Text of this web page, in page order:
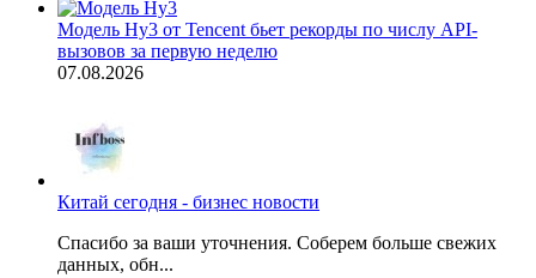
Модель Hy3 от Tencent бьет рекорды по числу API-
вызовов за первую неделю
07.08.2026
Китай сегодня - бизнес новости
Спасибо за ваши уточнения. Соберем больше свежих
данных, обн...